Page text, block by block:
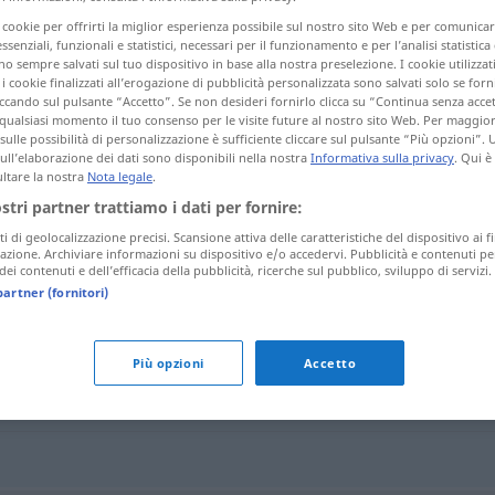
>
Xanthom MED Gelbknoten der Haut
cookie per offrirti la miglior esperienza possibile sul nostro sito Web e per
funzionali e statistici, necessari per il funzionamento e per l’analisi
sempre salvati sul tuo dispositivo in base alla nostra preselezione. I cookie
cookie finalizzati all’erogazione di pubblicità personalizzata sono salvati solo se
sul pulsante “Accetto”. Se non desideri fornirlo clicca su “Continua senza
momento il tuo consenso per le visite future al nostro sito Web. Per
possibilità di personalizzazione è sufficiente cliccare sul pulsante “Più opzioni”.
dei dati sono disponibili nella nostraInformativa sulla privacy. Qui
la nostra Nota legale.
partner trattiamo i dati per fornire:
di geolocalizzazione precisi. Scansione attiva delle caratteristiche del dispositivo ai
Archiviare informazioni su dispositivo e/o accedervi. Pubblicità e contenuti
contenuti e dell’efficacia della pubblicità, ricerche sul pubblico, sviluppo di servizi.
(fornitori)
Più opzioni Accetto